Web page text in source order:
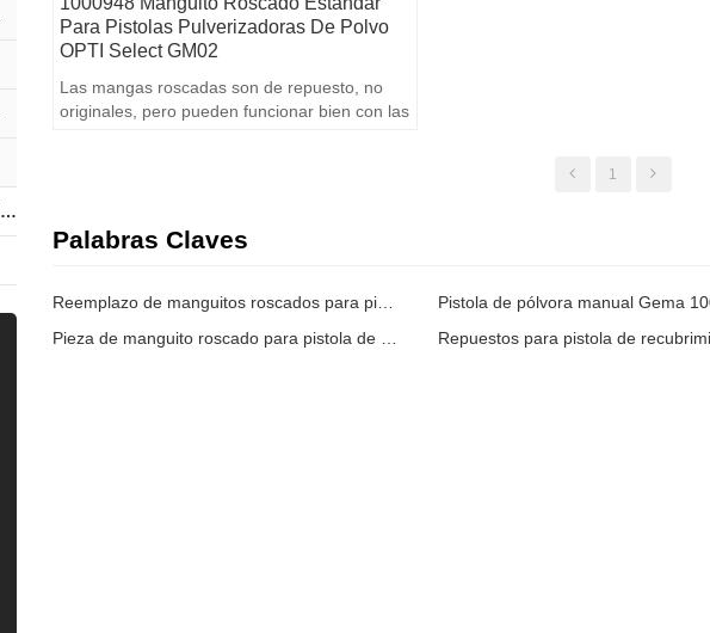
Para Pistolas Pulverizadoras De Polvo
OPTI Select GM02
Las mangas roscadas son de repuesto, no
originales, pero pueden funcionar bien con las
1
Palabras Claves
Reemplazo de manguitos roscados para pistola manual Optiselect
Pieza de manguito roscado para pistola de pólvora gema 1000 948 GM02